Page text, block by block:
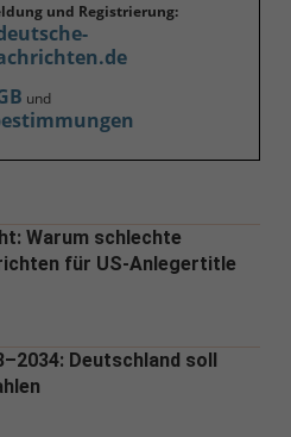
und Registrierung:
und
Warum schlechte
für US-Anlegertitle
Deutschland soll